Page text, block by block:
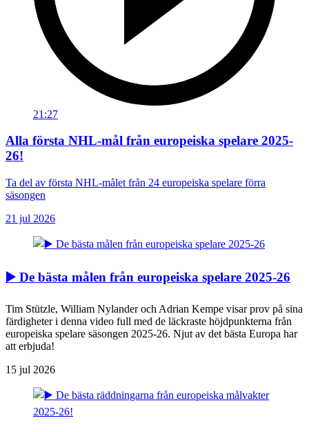
21:27
Alla första NHL-mål från europeiska spelare 2025-
26!
Ta del av första NHL-målet från 24 europeiska spelare förra
säsongen
21 jul 2026
▶️ De bästa målen från europeiska spelare 2025-26
Tim Stützle, William Nylander och Adrian Kempe visar prov på sina
färdigheter i denna video full med de läckraste höjdpunkterna från
europeiska spelare säsongen 2025-26. Njut av det bästa Europa har
att erbjuda!
15 jul 2026